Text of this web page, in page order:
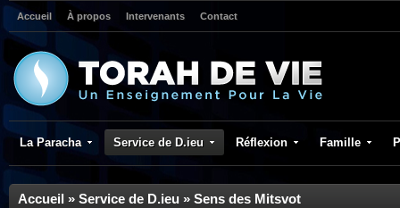
Accueil À propos Intervenants Contact
La Paracha Service de D.ieu Réflexion Famille
Accueil » Service de D.ieu » Sens des Mitsvot